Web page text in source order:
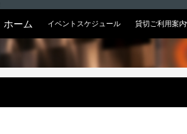
ホーム イベントスケジュール 貸切ご利用案内